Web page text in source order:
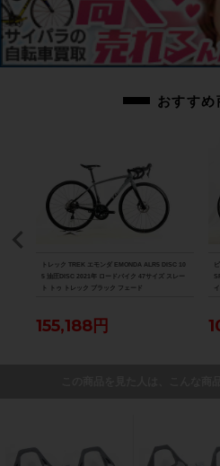
おすすめ
トレック TREK エモンダ EMONDA ALR5 DISC 10
5 油圧DISC 2021年 ロードバイク 47サイズ スレー
ト トゥ トレック ブラック フェード
155,188円